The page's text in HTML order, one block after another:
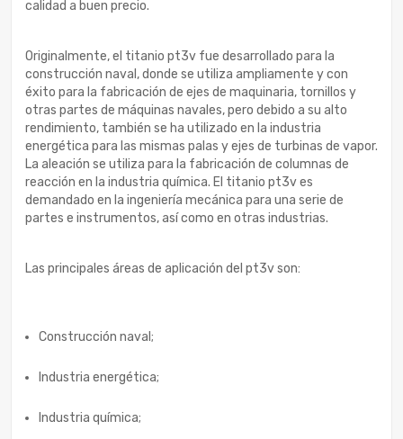
calidad a buen precio.
Originalmente, el titanio pt3v fue desarrollado para la
construcción naval, donde se utiliza ampliamente y con
éxito para la fabricación de ejes de maquinaria, tornillos y
otras partes de máquinas navales, pero debido a su alto
rendimiento, también se ha utilizado en la industria
energética para las mismas palas y ejes de turbinas de vapor.
La aleación se utiliza para la fabricación de columnas de
reacción en la industria química. El titanio pt3v es
demandado en la ingeniería mecánica para una serie de
partes e instrumentos, así como en otras industrias.
Las principales áreas de aplicación del pt3v son:
Construcción naval;
Industria energética;
Industria química;